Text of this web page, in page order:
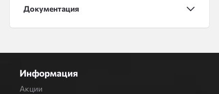
Документация
Информация
Акции